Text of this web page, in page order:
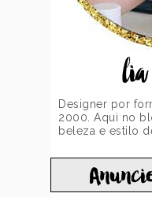
lia
Designer por
2000. Aqui no
beleza e estilo